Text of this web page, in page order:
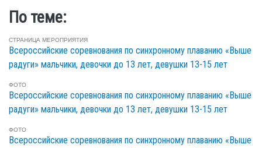
По теме:
СТРАНИЦА МЕРОПРИЯТИЯ
Всероссийские соревнования по синхронному плаванию «Выше
радуги» мальчики, девочки до 13 лет, девушки 13-15 лет
ФОТО
Всероссийские соревнования по синхронному плаванию «Выше
радуги» мальчики, девочки до 13 лет, девушки 13-15 лет
ФОТО
Всероссийские соревнования по синхронному плаванию «Выше